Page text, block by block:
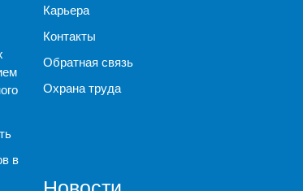
в
Карьера
Контакты
Обратная связь
Охрана труда